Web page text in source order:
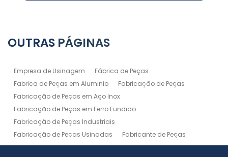
OUTRAS PÁGINAS
Empresa de Usinagem
Fábrica de Peças
Fabrica de Peças em Aluminio
Fabricação de Peças
Fabricação de Peças em Aço Inox
Fabricação de Peças em Ferro Fundido
Fabricação de Peças Industriais
Fabricação de Peças Usinadas
Fabricante de Peças
Fabricante de Peças de Máquinas